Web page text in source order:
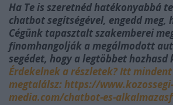
Ha Te is szeretnéd hatékonyabbá
chatbot segítségével, engedd meg,
Cégünk tapasztalt szakemberei
finomhangolják a megálmodott
segédet, hogy a legtöbbet hozhasd
Érdekelnek a részletek? Itt mindent
megtalálsz:https://www.kozossegi-
media.com/chatbot-es-